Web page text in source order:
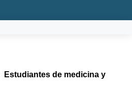
Estudiantes de medicina y